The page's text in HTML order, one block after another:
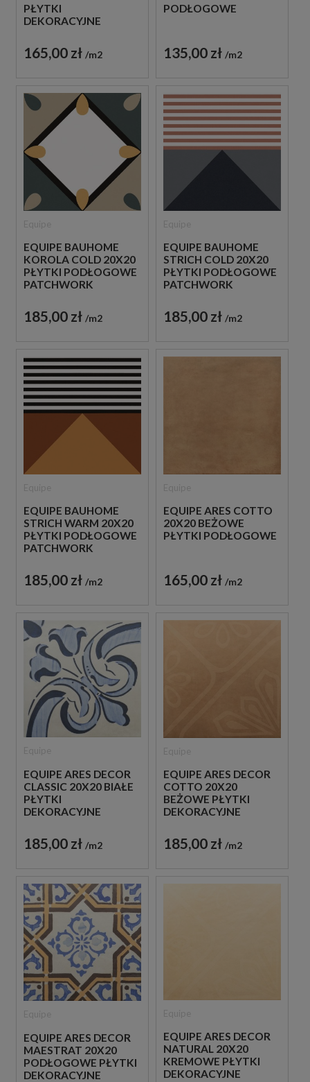
PŁYTKI
DEKORACYJNE
165,00 zł m2
PODŁOGOWE
135,00 zł m2
EQUIPE BAUHOME
KOROLA COLD 20X20
PŁYTKI PODŁOGOWE
PATCHWORK
185,00 zł m2
EQUIPE BAUHOME
STRICH COLD 20X20
PŁYTKI PODŁOGOWE
PATCHWORK
185,00 zł m2
EQUIPE BAUHOME
STRICH WARM 20X20
PŁYTKI PODŁOGOWE
PATCHWORK
185,00 zł m2
EQUIPE ARES COTTO
20X20 BEŻOWE
PŁYTKI PODŁOGOWE
165,00 zł m2
EQUIPE ARES DECOR
CLASSIC 20X20 BIAŁE
PŁYTKI
DEKORACYJNE
185,00 zł m2
EQUIPE ARES DECOR
COTTO 20X20
BEŻOWE PŁYTKI
DEKORACYJNE
185,00 zł m2
EQUIPE ARES DECOR
MAESTRAT 20X20
PODŁOGOWE PŁYTKI
DEKORACYJNE
EQUIPE ARES DECOR
NATURAL 20X20
KREMOWE PŁYTKI
DEKORACYJNE